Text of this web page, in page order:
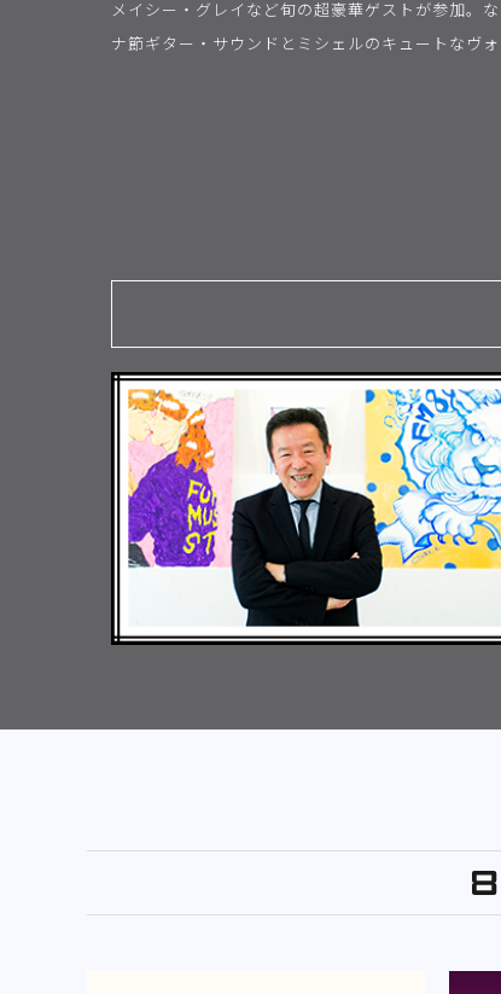
メイシー・グレイなど旬の超豪華ゲストが参加。
ナ節ギター・サウンドとミシェルのキュートなヴォ